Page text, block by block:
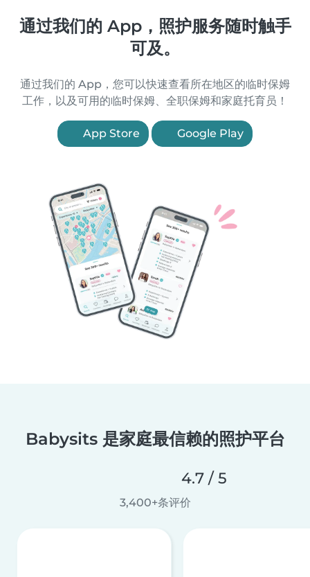
通过我们的 App，照护服务随时触手
可及。
通过我们的 App，您可以快速查看所在地区的临时保姆
工作，以及可用的临时保姆、全职保姆和家庭托育员！
App Store Google Play
Babysits 是家庭最信赖的照护平台
4.7 / 5
3,400+条评价